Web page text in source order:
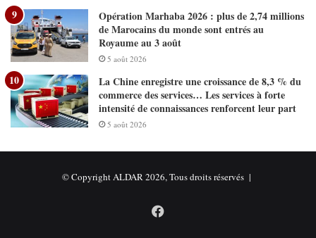
Opération Marhaba 2026 : plus de 2,74 millions
de Marocains du monde sont entrés au
Royaume au 3 août
5 août 2026
La Chine enregistre une croissance de 8,3 % du
commerce des services… Les services à forte
intensité de connaissances renforcent leur part
5 août 2026
© Copyright ALDAR 2026, Tous droits réservés |